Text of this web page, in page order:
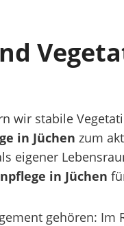
wir stabile
in Jüchen zum
eigener
in Jüchen
gehören: Im